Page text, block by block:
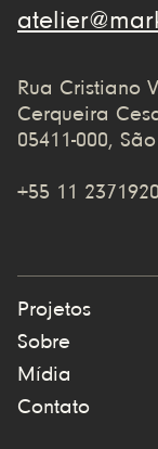
Rua Cristiano
Cerqueira
05411-000,
+55 11
Projetos
Sobre
Mídia
Contato